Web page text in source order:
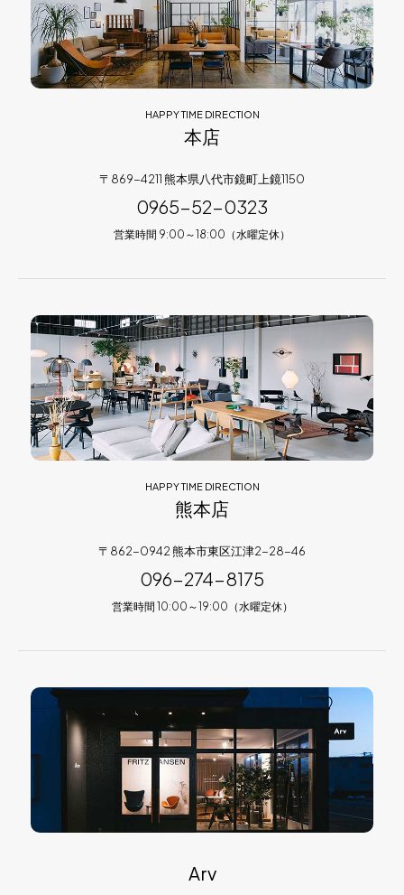
HAPPY TIME DIRECTION
本店
〒869-4211 熊本県八代市鏡町上鏡1150
0965-52-0323
営業時間 9:00～18:00（水曜定休）
HAPPY TIME DIRECTION
熊本店
〒862-0942 熊本市東区江津2-28-46
096-274-8175
営業時間 10:00～19:00（水曜定休）
Arv